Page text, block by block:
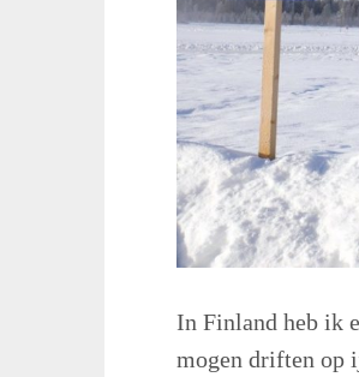
In Finland heb ik
mogen driften op